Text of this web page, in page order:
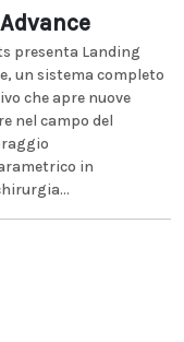
presenta Landing
un sistema completo
che apre nuove
nel campo del
in